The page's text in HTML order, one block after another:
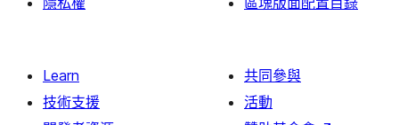
Learn
技術支援
共同參與
活動